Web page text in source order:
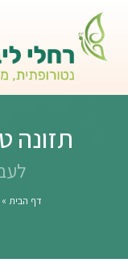
תזונה
דף הבית »